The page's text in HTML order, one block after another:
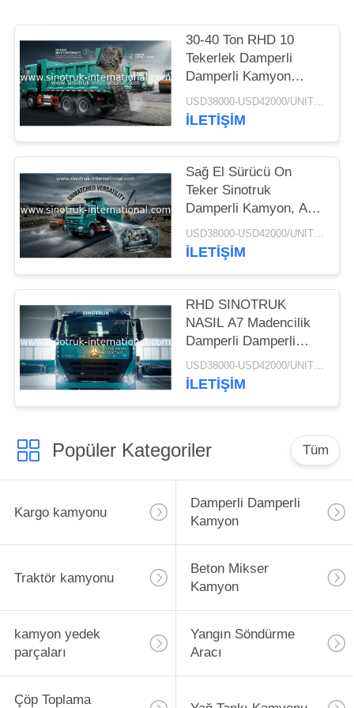
30-40 Ton RHD 10
Tekerlek Damperli
Damperli Kamyon
SINOTRUK HOWO A7
İnşaat İçin
USD38000-USD42000/UNIT)negotiation MOQ:1 ADET
İLETIŞIM
Sağ El Sürücü On
Teker Sinotruk
Damperli Kamyon, Ağır
Hizmet Damperli
Kamyon
USD38000-USD42000/UNIT)negotiation MOQ:1 ADET
İLETIŞIM
RHD SINOTRUK
NASIL A7 Madencilik
Damperli Damperli
Kamyon
ZZ3257M3847N1 A7-P
Kabin Uzun Ömürlü
USD38000-USD42000/UNIT)negotiation MOQ:1 ADET
İLETIŞIM
Popüler Kategoriler Tüm
Kargo kamyonu
Damperli Damperli
Kamyon
Traktör kamyonu
Beton Mikser
Kamyon
kamyon yedek
parçaları
Yangın Söndürme
Aracı
Çöp Toplama